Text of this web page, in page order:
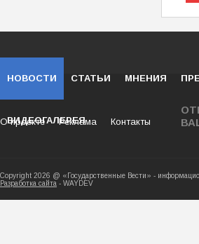
НОВОСТИ СТАТЬИ МНЕНИЯ
ВИДЕОГАЛЕРЕЯ
О проекте Реклама Контакты
Copyright 2026 @
Разработка сайта - WAYDEV